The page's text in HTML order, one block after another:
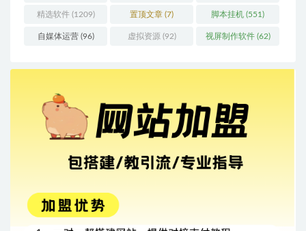
精选软件(1209) 置顶文章 (7) 脚本挂机 (551)
自媒体运营(96) 虚拟资源 (92) 视屏制作软件(62)